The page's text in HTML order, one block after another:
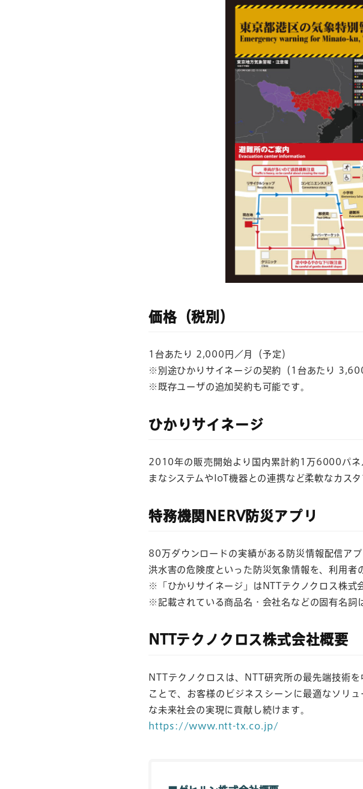
価格（税別）
1台あたり 2,000円／月（予定）
※別途ひかりサイネージの契約（1台あたり
※既存ユーザの追加契約も可能です。
ひかりサイネージ
2010年の販売開始より国内累計約1万6000パネ
まなシステムやIoT機器との連携など柔軟なカス
特務機関NERV防災アプリ
80万ダウンロードの実績がある防災情報配信ア
洪水害の危険度といった防災気象情報を、利用者
※「ひかりサイネージ」はNTTテクノクロス株式
※記載されている商品名・会社名などの固有名詞
NTTテクノクロス株式会社概要
NTTテクノクロスは、NTT研究所の最先端技術
ことで、お客様のビジネスシーンに最適なソリ
な未来社会の実現に貢献し続けます。
https://www.ntt-tx.co.jp/